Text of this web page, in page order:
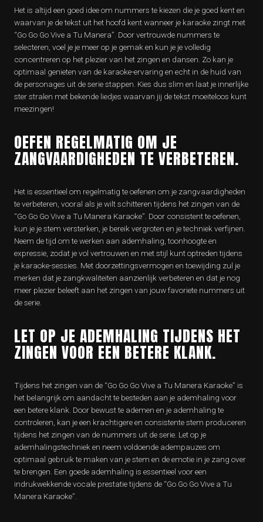
Het is altijd een goed idee om nummers te kiezen die je goed kent en
waarvan je de tekst uit het hoofd kent wanneer je karaoke zingt met
“Go Go Go Vive a Tu Manera”. Door vertrouwde nummers te
selecteren, voel je je meer op je gemak en kun je je volledig
concentreren op het plezier van het zingen en dansen. Zo kan je
optimaal genieten van de karaoke-ervaring en echt in de huid van
de personages uit de serie stappen. Kies dus slim en laat je innerlijke
ster stralen met bekende liedjes waarvan jij de tekst moeiteloos kunt
meezingen!
OEFEN REGELMATIG OM JE
ZANGVAARDIGHEDEN TE VERBETEREN.
Het is essentieel om regelmatig te oefenen om je zangvaardigheden
te verbeteren, vooral als je wilt schitteren tijdens het zingen van de
“Go Go Go Vive a Tu Manera Karaoke”. Door consistent te oefenen,
kun je je stem versterken, je bereik vergroten en je techniek verfijnen.
Neem de tijd om te werken aan ademhaling, toonhoogte en
expressie, zodat je vol vertrouwen en met stijl kunt optreden tijdens
je karaoke-sessies. Met doorzettingsvermogen en toewijding zul je
merken dat je zangkwaliteiten aanzienlijk verbeteren en dat je nog
meer plezier beleeft aan het zingen van jouw favoriete nummers uit
de serie.
LET OP JE ADEMHALING TIJDENS HET
ZINGEN VOOR EEN BETERE KLANK.
Tijdens het zingen van de “Go Go Go Vive a Tu Manera Karaoke” is
het belangrijk om aandacht te besteden aan je ademhaling voor
een betere klank. Door bewust te ademen en je ademhaling te
controleren, kan je een krachtigere en consistente stem produceren
tijdens het zingen van de nummers uit de serie. Let op je
ademhalingstechniek en neem voldoende adempauzes om
optimaal gebruik te maken van je stem en de emotie in je zang over
te brengen. Een goede ademhaling is essentieel voor een
indrukwekkende vocale prestatie tijdens de “Go Go Go Vive a Tu
Manera Karaoke”.